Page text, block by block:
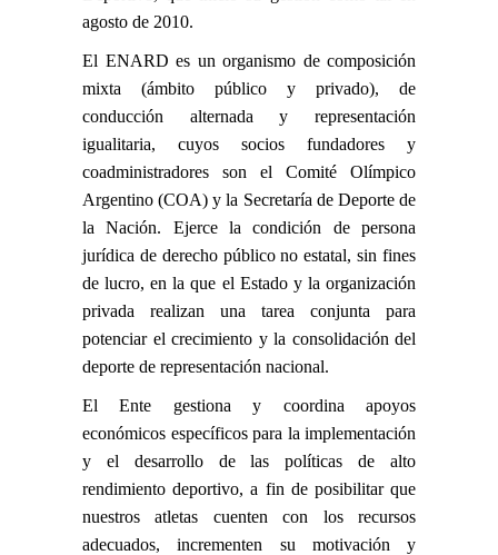
agosto de 2010.
El ENARD es un organismo de composición
mixta (ámbito público y privado), de
conducción alternada y representación
igualitaria, cuyos socios fundadores y
coadministradores son el Comité Olímpico
Argentino (COA) y la Secretaría de Deporte de
la Nación. Ejerce la condición de persona
jurídica de derecho público no estatal, sin fines
de lucro, en la que el Estado y la organización
privada realizan una tarea conjunta para
potenciar el crecimiento y la consolidación del
deporte de representación nacional.
El Ente gestiona y coordina apoyos
económicos específicos para la implementación
y el desarrollo de las políticas de alto
rendimiento deportivo, a fin de posibilitar que
nuestros atletas cuenten con los recursos
adecuados, incrementen su motivación y